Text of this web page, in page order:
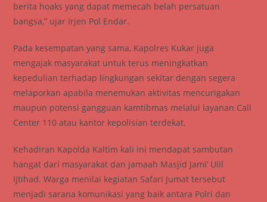
berita hoaks yang dapat memecah belah persatuan
bangsa,” ujar Irjen Pol Endar.
Pada kesempatan yang sama, Kapolres Kukar juga
mengajak masyarakat untuk terus meningkatkan
kepedulian terhadap lingkungan sekitar dengan segera
melaporkan apabila menemukan aktivitas mencurigakan
maupun potensi gangguan kamtibmas melalui layanan Call
Center 110 atau kantor kepolisian terdekat.
Kehadiran Kapolda Kaltim kali ini mendapat sambutan
hangat dari masyarakat dan jamaah Masjid Jami’ Ulil
Ijtihad. Warga menilai kegiatan Safari Jumat tersebut
menjadi sarana komunikasi yang baik antara Polri dan